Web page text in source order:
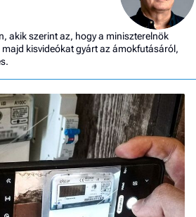
akik szerint az, hogy a miniszterelnök
kisvideókat gyárt az ámokfutásáról,